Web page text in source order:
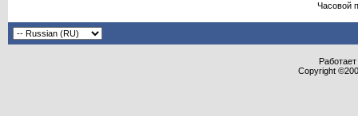
Часовой
Copyright